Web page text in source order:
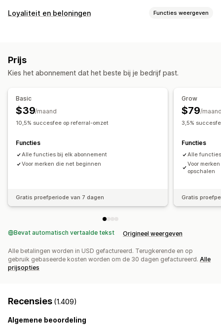
Opties voor commissie
Referralbeheer
Automatische tracking
Kortingen
E-mails volgen
Fraudebescherming Tracking in realtime
Affiliate-ervaring
Aangepaste dashboards
Pagina maken
Aangepaste registratie Portal in eigen huisstijl
Betalingen
Loyaliteit en beloningen Functies weergeven
Referrals
Gratis producten
Prijs
Kies het abonnement dat het beste bij je bedrijf past.
Basic
$39/maand
10,5% succesfee op referral-omzet
Functies
Alle functies bij elk abonnement
Voor merken die net beginnen
Gratis proefperiode van 7 dagen
Grow
$79/
3,5%
Functies
Alle
Voor
opschalen
Gratis
Bevat automatisch vertaalde tekst Origineel weergeven
Alle betalingen worden in USD gefactureerd. Terugkerende en op
gebruik gebaseerde kosten worden om de 30 dagen gefactureerd. Alle
prijsopties
Recensies (1.409)
Algemene beoordeling